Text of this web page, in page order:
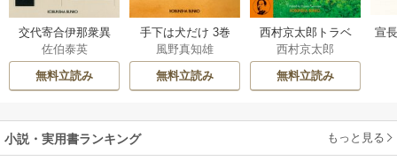
交代寄合伊那衆異
聞 15巻
佐伯泰英
無料立読み
手下は犬だけ 3巻
風野真知雄
無料立読み
西村京太郎トラベ
ルミステリー・セ
レクション 2巻
西村京太郎
無料立読み
宣
小説・実用書ランキング もっと見る